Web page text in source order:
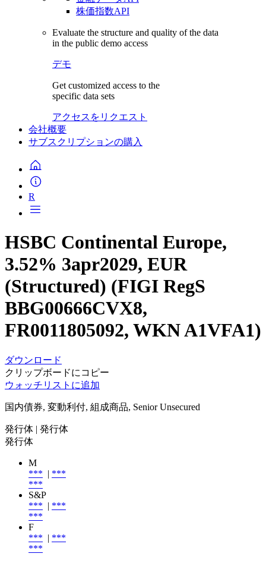
株価指数API
Evaluate the structure and quality of the data
in the public demo access
デモ
Get customized access to the
specific data sets
アクセスをリクエスト
会社概要
サブスクリプションの購入
R
HSBC Continental Europe,
3.52% 3apr2029, EUR
(Structured) (FIGI RegS
BBG00666CVX8,
FR0011805092, WKN A1VFA1)
ダウンロード
クリップボードにコピー
ウォッチリストに追加
国内債券, 変動利付, 組成商品, Senior Unsecured
発行体 | 発行体
発行体
M
*** | ***
***
S&P
*** | ***
***
F
*** | ***
***